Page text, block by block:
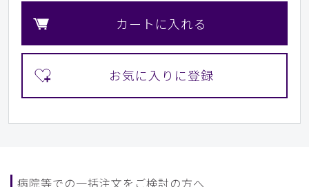
カートに入れる
病院等での一括注文をご検討の方へ